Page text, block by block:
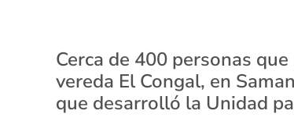
Cerca de 400 personas
vereda El Congal, en
que desarrolló la Unidad